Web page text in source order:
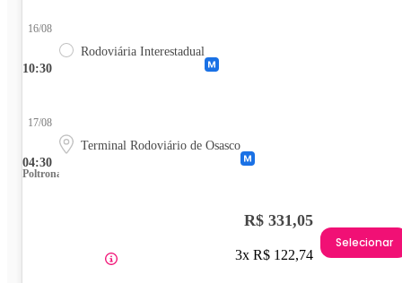
10:30
16/08
Rodoviária Interestadual
04:30
17/08
Terminal Rodoviário de Osasco
Poltrona
R$ 331,05
3x R$ 122,74
Selecionar